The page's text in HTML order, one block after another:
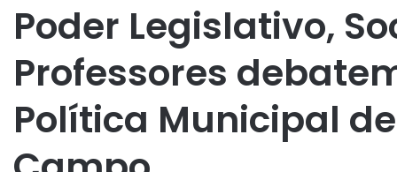
Poder Legislativo,
Professores
Política Municipal